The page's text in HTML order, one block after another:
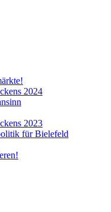
2024
2023
für Bielefeld​​